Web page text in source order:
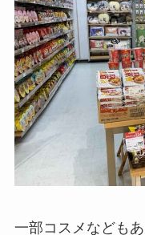
一部コスメなども